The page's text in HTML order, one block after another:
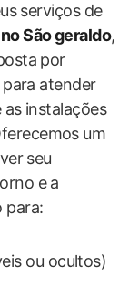
serviços ‍de
​São‌ geraldo,
por⁢
atender
instalações
um
seu‍
‌e ⁤a
para:
ou ocultos)